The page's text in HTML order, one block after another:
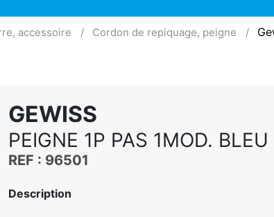
accessoire Cordon de repiquage, peigne
GEWISS
PEIGNE 1P PAS 1MOD.
REF : 96501
Description